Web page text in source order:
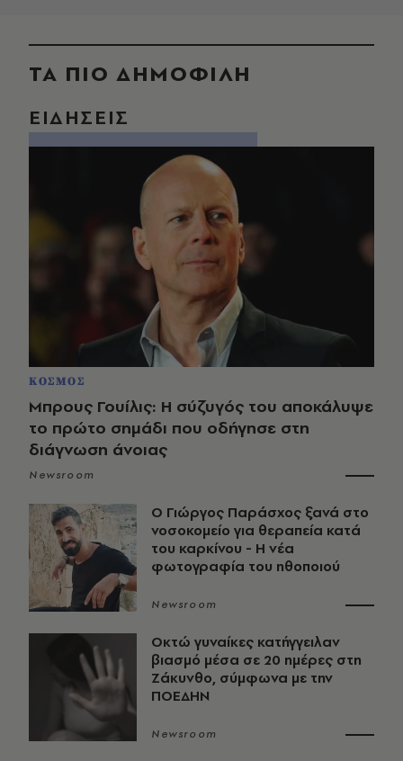
ΤΑ ΠΙΟ ΔΗΜΟΦΙΛΗ
ΕΙΔΗΣΕΙΣ
ΚΟΣΜΟΣ
Μπρους Γουίλις: Η σύζυγός του αποκάλυψε
το πρώτο σημάδι που οδήγησε στη
διάγνωση άνοιας
Newsroom
O Γιώργος Παράσχος ξανά στο
νοσοκομείο για θεραπεία κατά
του καρκίνου - Η νέα
φωτογραφία του ηθοποιού
Newsroom
Οκτώ γυναίκες κατήγγειλαν
βιασμό μέσα σε 20 ημέρες στη
Ζάκυνθο, σύμφωνα με την
ΠΟΕΔΗΝ
Newsroom